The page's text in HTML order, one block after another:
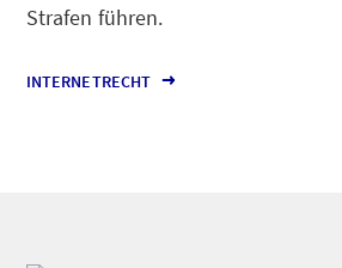
Strafen führen.
INTERNETRECHT